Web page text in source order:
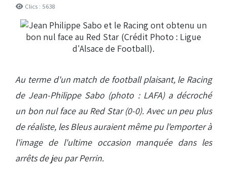
Clics : 5638
Au terme d'un match de football plaisant, le Racing
de Jean-Philippe Sabo (photo : LAFA) a décroché
un bon nul face au Red Star (0-0). Avec un peu plus
de réaliste, les Bleus auraient même pu l'emporter à
l'image de l'ultime occasion manquée dans les
arrêts de jeu par Perrin.